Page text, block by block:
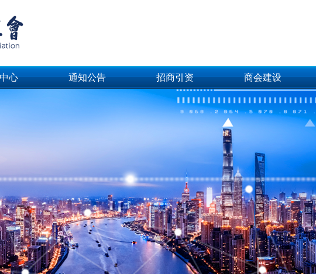
心 通知公告 招商引资
招商引资
商会建设
商会建设